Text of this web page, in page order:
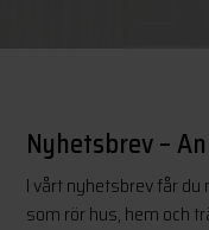
Nyhetsbrev –
I vårt nyhetsbrev får du
som rör hus, hem och